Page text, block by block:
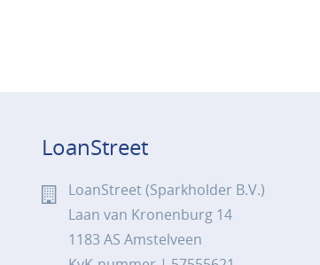
LoanStreet
LoanStreet (Sparkholder B.V.)
Laan van Kronenburg 14
1183 AS Amstelveen